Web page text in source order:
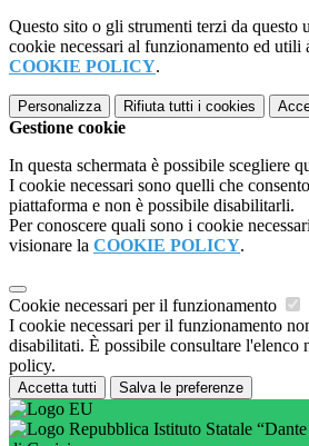
Questo sito o gli strumenti terzi da questo
cookie necessari al funzionamento ed
COOKIE POLICY.
Personalizza Rifiuta tutti i cookies
Gestione cookie
In questa schermata è possibile scegliere
I cookie necessari sono quelli che
piattaforma e non è possibile disabilitarli.
Per conoscere quali sono i cookie
visionare la COOKIE POLICY.
Cookie necessari per il funzionamento
I cookie necessari per il funzionamento
disabilitati. È possibile consultare l'elenco
policy.
Accetta tutti Salva le preferenze
Istituto Statale